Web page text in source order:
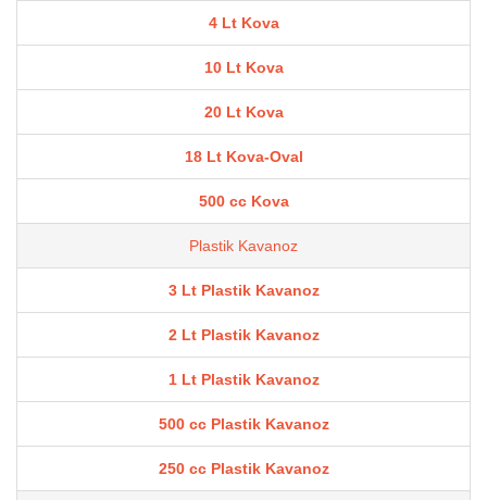
4 Lt Kova
10 Lt Kova
20 Lt Kova
18 Lt Kova-Oval
500 cc Kova
Plastik Kavanoz
3 Lt Plastik Kavanoz
2 Lt Plastik Kavanoz
1 Lt Plastik Kavanoz
500 cc Plastik Kavanoz
250 cc Plastik Kavanoz